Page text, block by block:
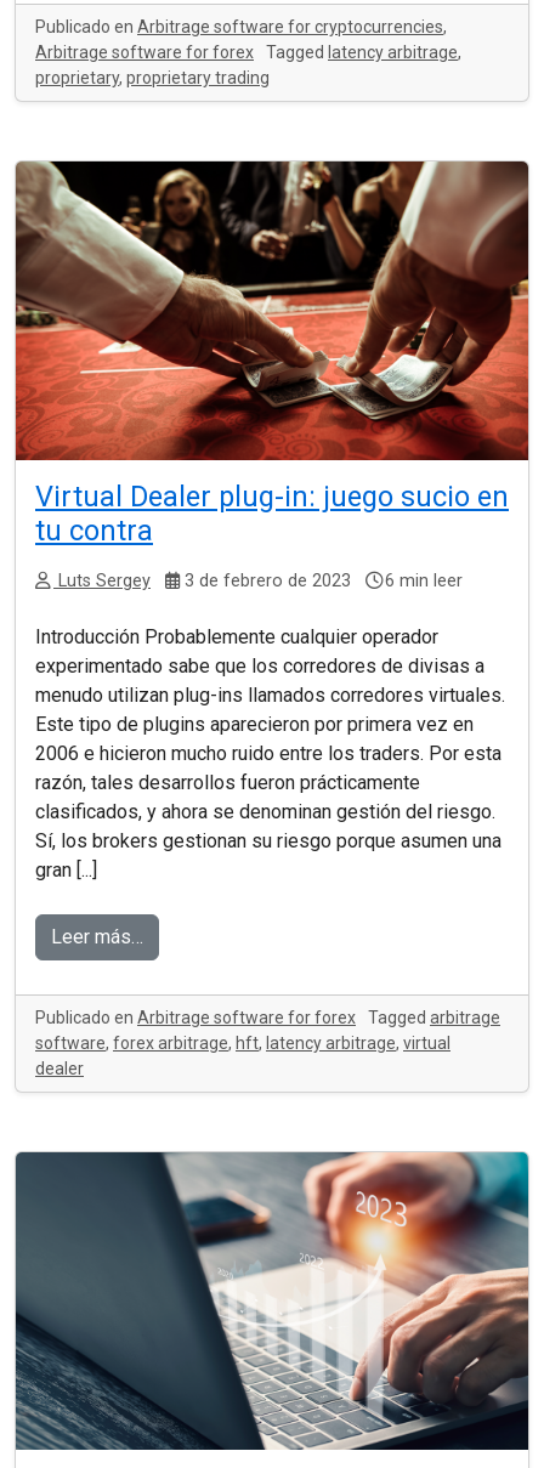
Publicado en Arbitrage software for cryptocurrencies,
Arbitrage software for forex
Tagged latency arbitrage,
proprietary, proprietary trading
Virtual Dealer plug-in: juego sucio en
tu contra
Luts Sergey 3 de febrero de 2023 6 min leer
Introducción Probablemente cualquier operador
experimentado sabe que los corredores de divisas a
menudo utilizan plug-ins llamados corredores virtuales.
Este tipo de plugins aparecieron por primera vez en
2006 e hicieron mucho ruido entre los traders. Por esta
razón, tales desarrollos fueron prácticamente
clasificados, y ahora se denominan gestión del riesgo.
Sí, los brokers gestionan su riesgo porque asumen una
gran [...]
Leer más…
Publicado en Arbitrage software for forex Tagged arbitrage
software, forex arbitrage, hft, latency arbitrage, virtual
dealer